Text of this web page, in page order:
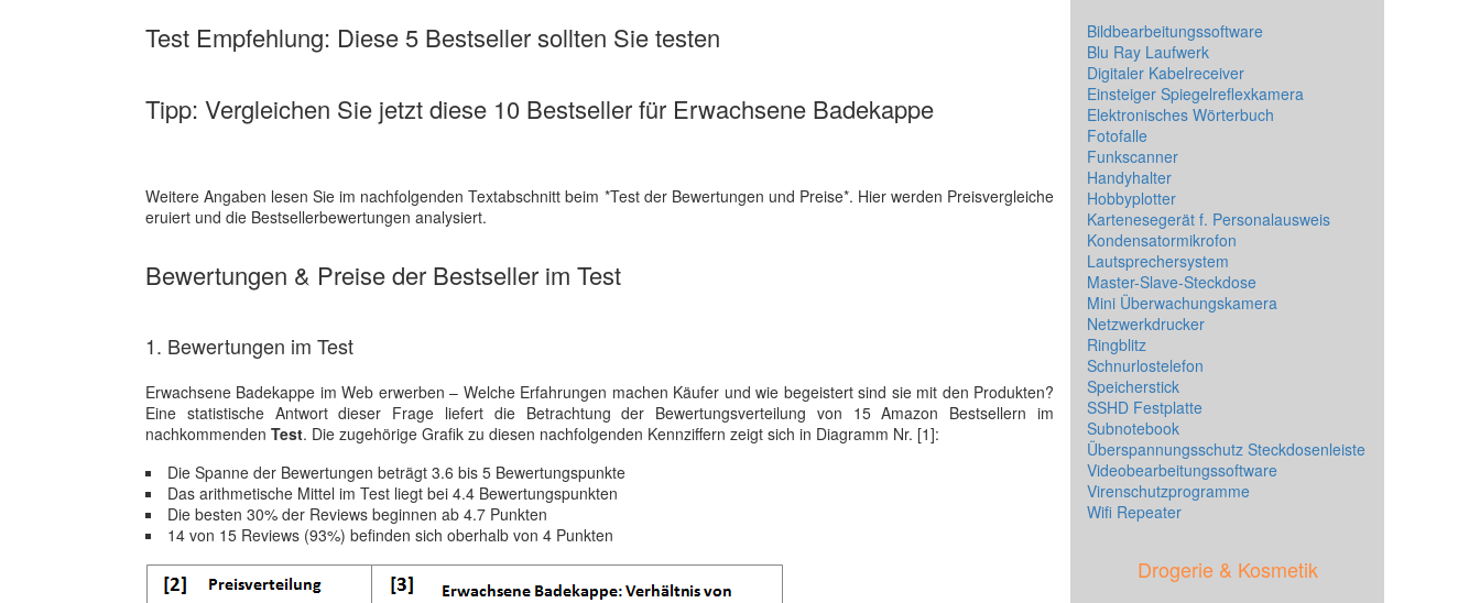
Test Empfehlung: Diese 5 Bestseller sollten Sie testen
Tipp: Vergleichen Sie jetzt diese 10 Bestseller für Erwachsene Badekappe
Weitere Angaben lesen Sie im nachfolgenden Textabschnitt beim *Test der Bewertungen und Preise*. Hier werden Preisvergleiche
eruiert und die Bestsellerbewertungen analysiert.
Bewertungen & Preise der Bestseller im Test
1. Bewertungen im Test
Erwachsene Badekappe im Web erwerben – Welche Erfahrungen machen Käufer und wie begeistert sind sie mit den Produkten?
Eine statistische Antwort dieser Frage liefert die Betrachtung der Bewertungsverteilung von 15 Amazon Bestsellern im
nachkommenden Test. Die zugehörige Grafik zu diesen nachfolgenden Kennziffern zeigt sich in Diagramm Nr. [1]:
Die Spanne der Bewertungen beträgt 3.6 bis 5 Bewertungspunkte
Das arithmetische Mittel im Test liegt bei 4.4 Bewertungspunkten
Die besten 30% der Reviews beginnen ab 4.7 Punkten
14 von 15 Reviews (93%) befinden sich oberhalb von 4 Punkten
Bildbearbeitungssoftware
Blu Ray Laufwerk
Digitaler Kabelreceiver
Einsteiger Spiegelreflexkamera
Elektronisches Wörterbuch
Fotofalle
Funkscanner
Handyhalter
Hobbyplotter
Kartenesegerät f. Personalausweis
Kondensatormikrofon
Lautsprechersystem
Master-Slave-Steckdose
Mini Überwachungskamera
Netzwerkdrucker
Ringblitz
Schnurlostelefon
Speicherstick
SSHD Festplatte
Subnotebook
Überspannungsschutz Steckdosenleiste
Videobearbeitungssoftware
Virenschutzprogramme
Wifi Repeater
Drogerie & Kosmetik